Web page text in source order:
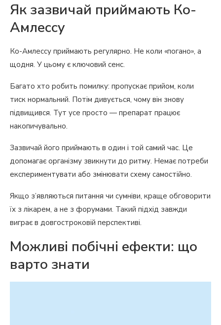
Як зазвичай приймають Ко-
Амлессу
Ко-Амлессу приймають регулярно. Не коли «погано», а
щодня. У цьому є ключовий сенс.
Багато хто робить помилку: пропускає прийом, коли
тиск нормальний. Потім дивується, чому він знову
підвищився. Тут усе просто — препарат працює
накопичувально.
Зазвичай його приймають в один і той самий час. Це
допомагає організму звикнути до ритму. Немає потреби
експериментувати або змінювати схему самостійно.
Якщо з’являються питання чи сумніви, краще обговорити
їх з лікарем, а не з форумами. Такий підхід завжди
виграє в довгостроковій перспективі.
Можливі побічні ефекти: що
варто знати